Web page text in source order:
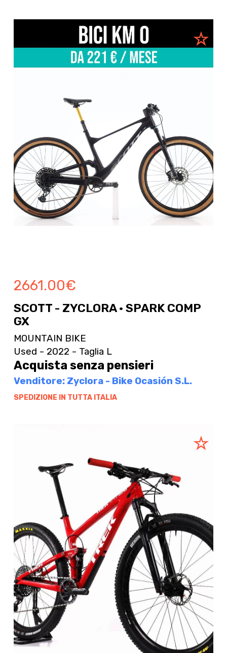
2661.00€
SCOTT - ZYCLORA · SPARK COMP
GX
MOUNTAIN BIKE
Used - 2022 - Taglia L
Acquista senza pensieri
Venditore: Zyclora - Bike Ocasión S.L.
SPEDIZIONE IN TUTTA ITALIA